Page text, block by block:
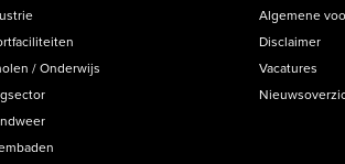
/ Onderwijs
Algemene
Disclaimer
Vacatures